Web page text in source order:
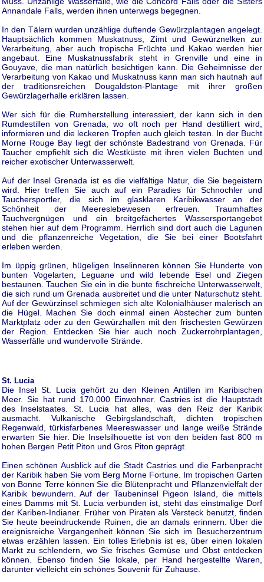
Annandale Falls, werden ihnen unterwegs begegnen.
In den Tälern wurden unzählige duftende Gewürzplantagen angelegt.
Hauptsächlich kommen Muskatnuss, Zimt und Gewürznelken zur
Verarbeitung, aber auch tropische Früchte und Kakao werden hier
angebaut. Eine Muskatnussfabrik steht in Grenville und eine in
Gouyave, die man natürlich besichtigen kann. Die Geheimnisse der
Verarbeitung von Kakao und Muskatnuss kann man sich hautnah auf
der traditionsreichen Dougaldston-Plantage mit ihrer großen
Gewürzlagerhalle erklären lassen.
Wer sich für die Rumherstellung interessiert, der kann sich in den
Rumdestillen von Grenada, wo oft noch per Hand destilliert wird,
informieren und die leckeren Tropfen auch gleich testen. In der Bucht
Morne Rouge Bay liegt der schönste Badestrand von Grenada. Für
Taucher empfiehlt sich die Westküste mit ihren vielen Buchten und
reicher exotischer Unterwasserwelt.
Auf der Insel Grenada ist es die vielfältige Natur, die Sie begeistern
wird. Hier treffen Sie auch auf ein Paradies für Schnochler und
Tauchersportler, die sich im glasklaren Karibikwasser an der
Schönheit der Meereslebewesen erfreuen. Traumhaftes
Tauchvergnügen und ein breitgefächertes Wassersportangebot
stehen hier auf dem Programm. Herrlich sind dort auch die Lagunen
und die pflanzenreiche Vegetation, die Sie bei einer Bootsfahrt
erleben werden.
Im üppig grünen, hügeligen Inselinneren können Sie Hunderte von
bunten Vogelarten, Leguane und wild lebende Esel und Ziegen
bestaunen. Tauchen Sie ein in die bunte fischreiche Unterwasserwelt,
die sich rund um Grenada ausbreitet und die unter Naturschutz steht.
Auf der Gewürzinsel schmiegen sich alte Kolonialhäuser malerisch an
die Hügel. Machen Sie doch einmal einen Abstecher zum bunten
Marktplatz oder zu den Gewürzhallen mit den frischesten Gewürzen
der Region. Entdecken Sie hier auch noch Zuckerrohrplantagen,
Wasserfälle und wundervolle Strände.
St. Lucia
Die Insel St. Lucia gehört zu den Kleinen Antillen im Karibischen
Meer. Sie hat rund 170.000 Einwohner. Castries ist die Hauptstadt
des Inselstaates. St. Lucia hat alles, was den Reiz der Karibik
ausmacht. Vulkanische Gebirgslandschaft, dichten tropischen
Regenwald, türkisfarbenes Meereswasser und lange weiße Strände
erwarten Sie hier. Die Inselsilhouette ist von den beiden fast 800 m
hohen Bergen Petit Piton und Gros Piton geprägt.
Einen schönen Ausblick auf die Stadt Castries und die Farbenpracht
der Karibik haben Sie vom Berg Morne Fortune. Im tropischen Garten
von Bonne Terre können Sie die Blütenpracht und Pflanzenvielfalt der
Karibik bewundern. Auf der Taubeninsel Pigeon Island, die mittels
eines Damms mit St. Lucia verbunden ist, steht das einstmalige Dorf
der Kariben-Indianer. Früher von Piraten als Versteck benutzt, finden
Sie heute beeindruckende Ruinen, die an damals erinnern. Über die
ereignisreiche Vergangenheit können Sie sich im Besucherzentrum
etwas erzählen lassen. Ein tolles Erlebnis ist es, über einen lokalen
Markt zu schlendern, wo Sie frisches Gemüse und Obst entdecken
können. Ebenso finden Sie lokale, per Hand hergestellte Waren,
darunter vielleicht ein schönes Souvenir für Zuhause.